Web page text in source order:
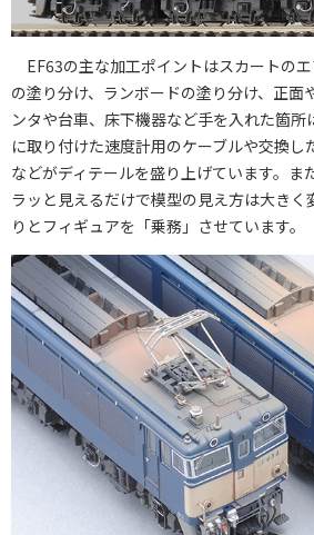
EF63の主な加工ポイントはスカートの
の塗り分け、ランボードの塗り分け、正面
ンタや台車、床下機器など手を入れた箇所
に取り付けた速度計用のケーブルや交換し
などがディテールを盛り上げています。ま
ラッと見えるだけで模型の見え方は大きく
りとフィギュアを「乗務」させています。